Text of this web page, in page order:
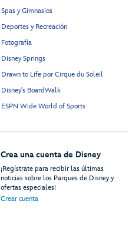
Spas y Gimnasios
Deportes y Recreación
Fotografía
Disney Springs
Drawn to Life por Cirque du Soleil
Disney's BoardWalk
ESPN Wide World of Sports
Crea una cuenta de Disney
¡Regístrate para recibir las últimas
noticias sobre los Parques de Disney y
ofertas especiales!
Crear cuenta